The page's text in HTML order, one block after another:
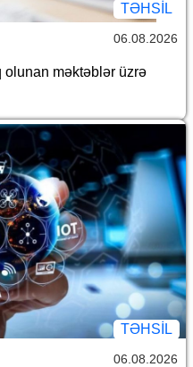
TƏHSIL
06.08.2026
olunan məktəblər üzrə
TƏHSIL
06.08.2026